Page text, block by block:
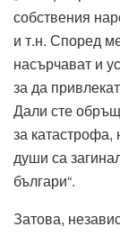
собствения
и т.н. Според
насърчават и
за да
Дали сте
за
души са
българи“.
Затова,